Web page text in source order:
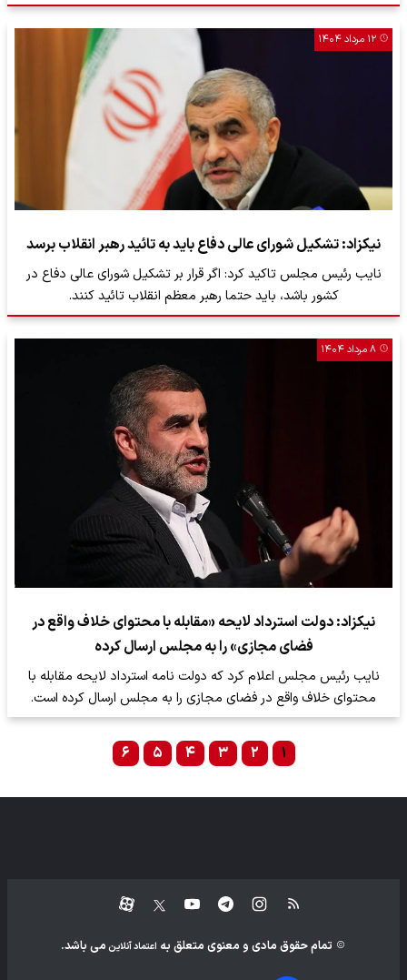
۱۲ مرداد ۱۴۰۴
نیکزاد: تشکیل شورای عالی دفاع باید به تائید رهبر انقلاب برسد
نایب رئیس مجلس تاکید کرد: اگر قرار بر تشکیل شورای عالی دفاع در
کشور باشد، باید حتما رهبر معظم انقلاب تائید کنند.
۸ مرداد ۱۴۰۴
نیکزاد: دولت استرداد لایحه «مقابله با محتوای خلاف واقع در
فضای مجازی» را به مجلس ارسال کرده
نایب رئیس مجلس اعلام کرد که دولت نامه استرداد لایحه مقابله با
محتوای خلاف واقع در فضای مجازی را به مجلس ارسال کرده است.
۱ ۲ ۳ ۴ ۵ ۶
تمام حقوق مادی و معنوی متعلق به اعتماد آنلاین می باشد.